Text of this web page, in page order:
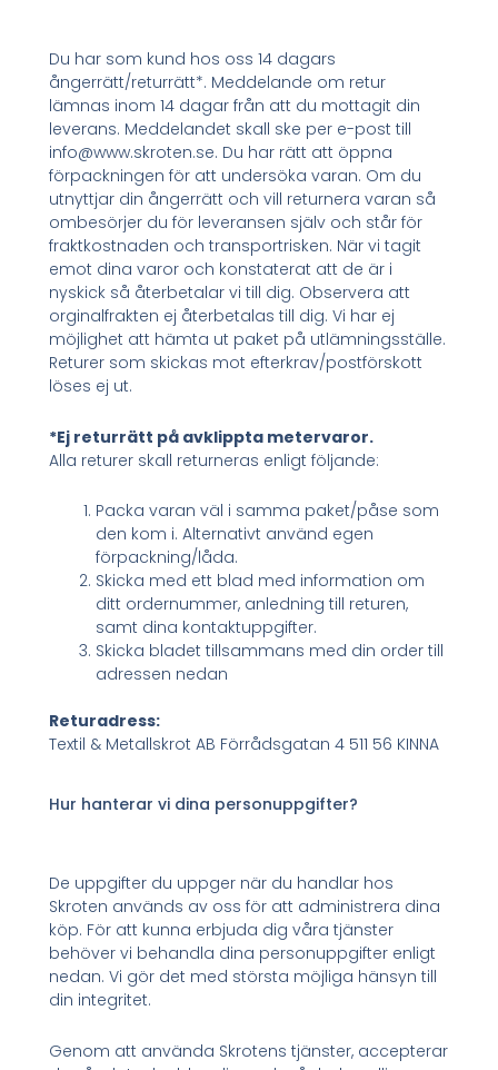
Du har som kund hos oss 14 dagars
ångerrätt/returrätt*. Meddelande om retur
lämnas inom 14 dagar från att du mottagit din
leverans. Meddelandet skall ske per e-post till
info@www.skroten.se. Du har rätt att öppna
förpackningen för att undersöka varan. Om du
utnyttjar din ångerrätt och vill returnera varan så
ombesörjer du för leveransen själv och står för
fraktkostnaden och transportrisken. När vi tagit
emot dina varor och konstaterat att de är i
nyskick så återbetalar vi till dig. Observera att
orginalfrakten ej återbetalas till dig. Vi har ej
möjlighet att hämta ut paket på utlämningsställe.
Returer som skickas mot efterkrav/postförskott
löses ej ut.
*Ej returrätt på avklippta metervaror.
Alla returer skall returneras enligt följande:
Packa varan väl i samma paket/påse som
den kom i. Alternativt använd egen
förpackning/låda.
Skicka med ett blad med information om
ditt ordernummer, anledning till returen,
samt dina kontaktuppgifter.
Skicka bladet tillsammans med din order till
adressen nedan
Returadress:
Textil & Metallskrot AB Förrådsgatan 4 511 56 KINNA
Hur hanterar vi dina personuppgifter?
De uppgifter du uppger när du handlar hos
Skroten används av oss för att administrera dina
köp. För att kunna erbjuda dig våra tjänster
behöver vi behandla dina personuppgifter enligt
nedan. Vi gör det med största möjliga hänsyn till
din integritet.
Genom att använda Skrotens tjänster, accepterar